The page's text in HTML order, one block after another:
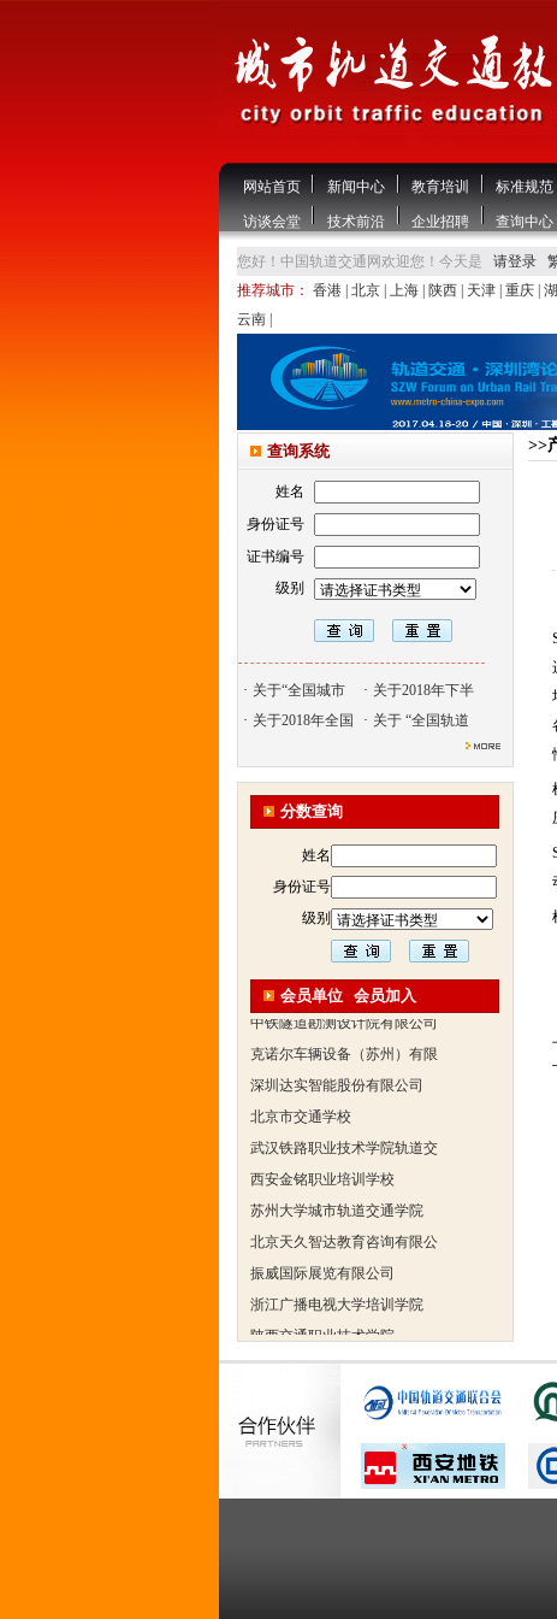
网站首页 新闻中心 教育培训 标准规范
访谈会堂 技术前沿 企业招聘 查询中心
您好！中国轨道交通网欢迎您！今天是 请登录
推荐城市： 香港 北京 上海 陕西 天津 重庆
云南
查询系统
姓名
身份证号
证书编号
级别
· 关于“全国城市 · 关于2018年下半
· 关于2018年全国 · 关于 “全国轨道
分数查询
姓名
身份证号
级别
会员单位 会员加入
振威国际展览有限公司
浙江广播电视大学培训学院
陕西交通职业技术学院
西安三资职业学院
安弗施无线射频系统(上海)有
达诺巴特集团（中国）
欧姆龙自动化（中国）有限公
中铁隧道勘测设计院有限公司
安弗施无线射频系统(上海)有
达诺巴特集团（中国）
欧姆龙自动化（中国）有限公
中铁隧道勘测设计院有限公司
>>